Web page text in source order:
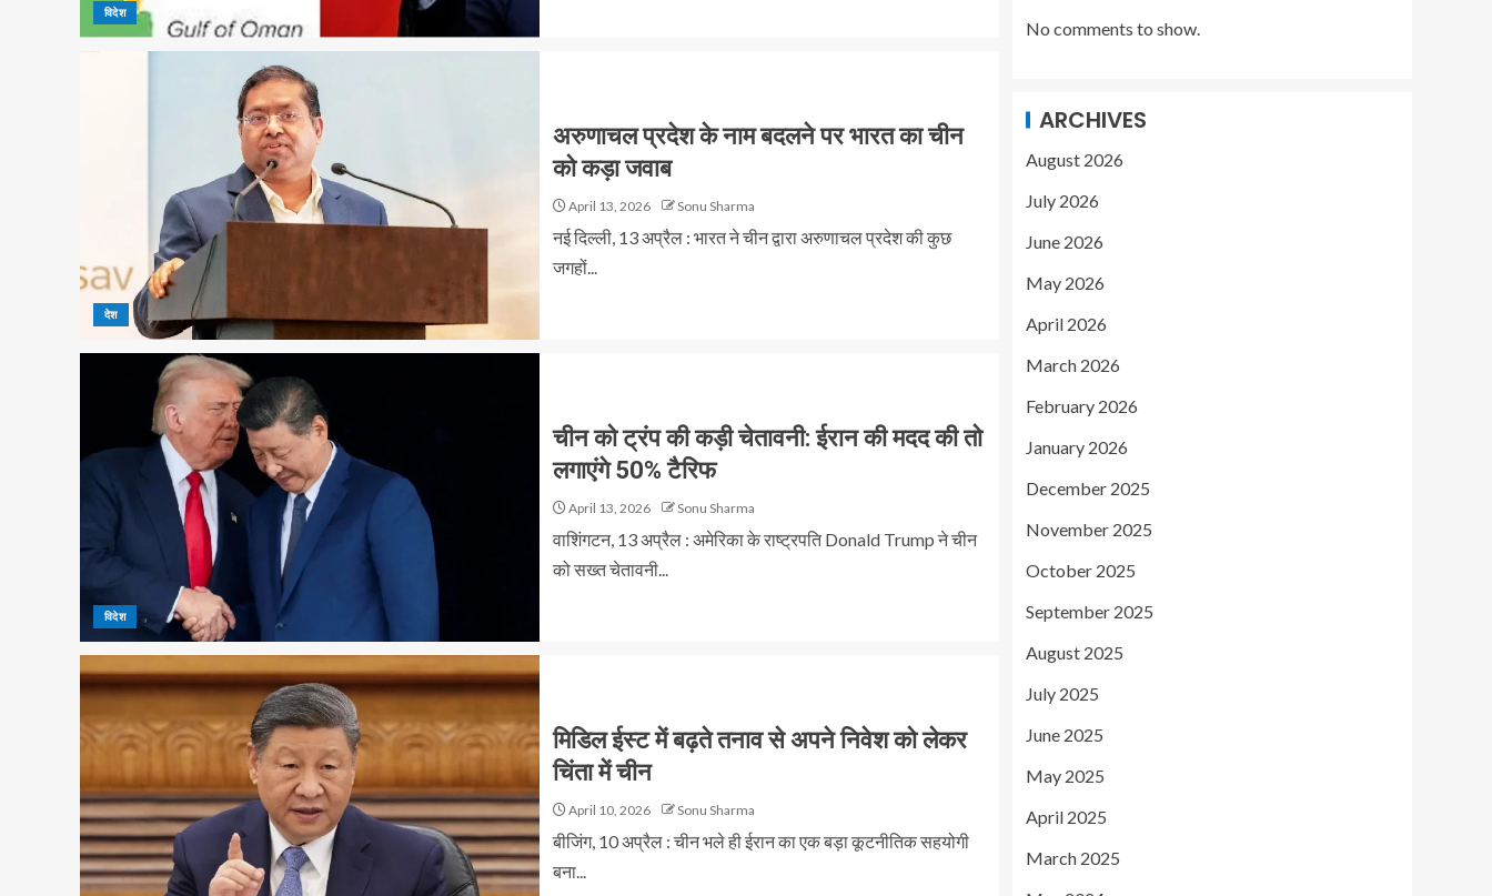
विदेश
देश
अरुणाचल प्रदेश के नाम बदलने पर भारत का चीन
को कड़ा जवाब
April 13, 2026 Sonu Sharma
नई दिल्ली, 13 अप्रैल : भारत ने चीन द्वारा अरुणाचल प्रदेश की कुछ
जगहों...
विदेश
चीन को ट्रंप की कड़ी चेतावनी: ईरान की मदद की तो
लगाएंगे 50% टैरिफ
April 13, 2026 Sonu Sharma
वाशिंगटन, 13 अप्रैल : अमेरिका के राष्ट्रपति Donald Trump ने चीन
को सख्त चेतावनी...
मिडिल ईस्ट में बढ़ते तनाव से अपने निवेश को लेकर
चिंता में चीन
April 10, 2026 Sonu Sharma
बीजिंग, 10 अप्रैल : चीन भले ही ईरान का एक बड़ा कूटनीतिक सहयोगी
बना...
No comments to show.
ARCHIVES
August 2026
July 2026
June 2026
May 2026
April 2026
March 2026
February 2026
January 2026
December 2025
November 2025
October 2025
September 2025
August 2025
July 2025
June 2025
May 2025
April 2025
March 2025